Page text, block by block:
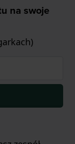
na swoje